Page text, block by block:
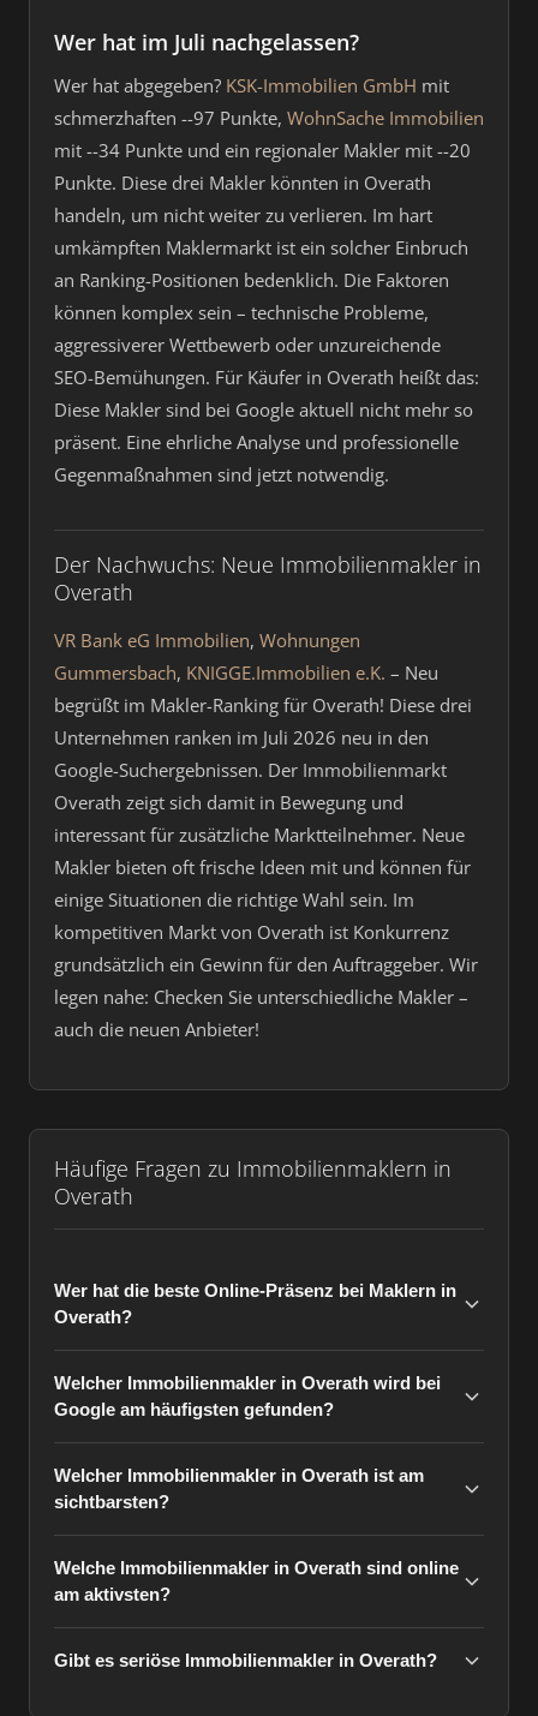
Wer hat im Juli nachgelassen?
Wer hat abgegeben? KSK-Immobilien GmbH mit
schmerzhaften --97 Punkte, WohnSache Immobilien
mit --34 Punkte und ein regionaler Makler mit --20
Punkte. Diese drei Makler könnten in Overath
handeln, um nicht weiter zu verlieren. Im hart
umkämpften Maklermarkt ist ein solcher Einbruch
an Ranking-Positionen bedenklich. Die Faktoren
können komplex sein – technische Probleme,
aggressiverer Wettbewerb oder unzureichende
SEO-Bemühungen. Für Käufer in Overath heißt das:
Diese Makler sind bei Google aktuell nicht mehr so
präsent. Eine ehrliche Analyse und professionelle
Gegenmaßnahmen sind jetzt notwendig.
Der Nachwuchs: Neue Immobilienmakler in
Overath
VR Bank eG Immobilien, Wohnungen
Gummersbach, KNIGGE.Immobilien e.K. – Neu
begrüßt im Makler-Ranking für Overath! Diese drei
Unternehmen ranken im Juli 2026 neu in den
Google-Suchergebnissen. Der Immobilienmarkt
Overath zeigt sich damit in Bewegung und
interessant für zusätzliche Marktteilnehmer. Neue
Makler bieten oft frische Ideen mit und können für
einige Situationen die richtige Wahl sein. Im
kompetitiven Markt von Overath ist Konkurrenz
grundsätzlich ein Gewinn für den Auftraggeber. Wir
legen nahe: Checken Sie unterschiedliche Makler –
auch die neuen Anbieter!
Häufige Fragen zu Immobilienmaklern in
Overath
Wer hat die beste Online-Präsenz bei Maklern in
Overath?
Welcher Immobilienmakler in Overath wird bei
Google am häufigsten gefunden?
Welcher Immobilienmakler in Overath ist am
sichtbarsten?
Welche Immobilienmakler in Overath sind online
am aktivsten?
Gibt es seriöse Immobilienmakler in Overath?